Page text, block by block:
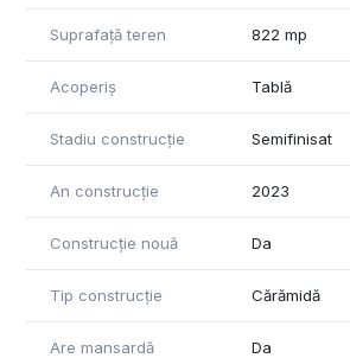
clasică, fiind un cămin ce îmbină
cu rafinamentul estetic. COMISION 0 DE
Suprafață teren 822 mp
Acoperiș Tablă
Stadiu construcție Semifinisat
An construcție 2023
Construcție nouă Da
Tip construcție Cărămidă
Are mansardă Da